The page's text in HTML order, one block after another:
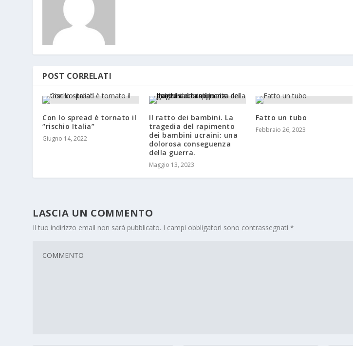
POST CORRELATI
Con lo spread è tornato il
“rischio Italia”
Giugno 14, 2022
Il ratto dei bambini. La
tragedia del rapimento
dei bambini ucraini: una
dolorosa conseguenza
della guerra.
Maggio 13, 2023
Fatto un tubo
Febbraio 26, 2023
LASCIA UN COMMENTO
Il tuo indirizzo email non sarà pubblicato. I campi obbligatori sono contrassegnati*